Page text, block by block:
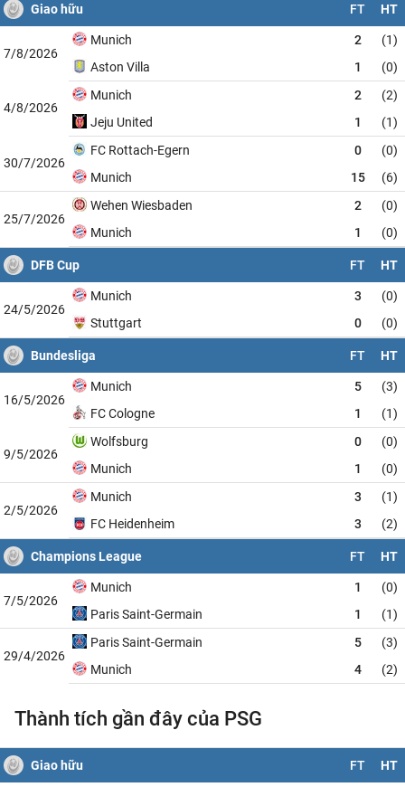
Giao hữu FT HT
7/8/2026
Munich 2
(1)
Aston Villa
1 (0)
4/8/2026
Munich 2
(2)
Jeju United
1 (1)
30/7/2026
FC Rottach-Egern 0
(0)
Munich
15 (6)
25/7/2026
Wehen Wiesbaden 2
(0)
Munich
1 (0)
DFB Cup FT HT
24/5/2026
Munich 3
(0)
Stuttgart
0 (0)
Bundesliga FT HT
16/5/2026
Munich 5
(3)
FC Cologne
1 (1)
9/5/2026
Wolfsburg 0
(0)
Munich
1 (0)
2/5/2026
Munich 3
(1)
FC Heidenheim
3 (2)
Champions League FT HT
7/5/2026
Munich 1
(0)
Paris Saint-Germain
1 (1)
29/4/2026
Paris Saint-Germain 5
(3)
Munich
4 (2)
Thành tích gần đây của PSG
Giao hữu FT HT